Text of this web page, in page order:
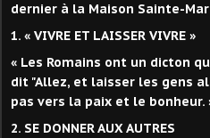
dernier à la Maison Sainte-
1. « VIVRE ET LAISSER VIVRE »
« Les Romains ont un dicton
dit "Allez, et laisser les gens
pas vers la paix et le bonheur.
2. SE DONNER AUX AUTRES